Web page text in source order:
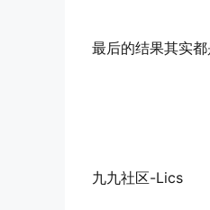
最后的结果其实
九九社区-Lics